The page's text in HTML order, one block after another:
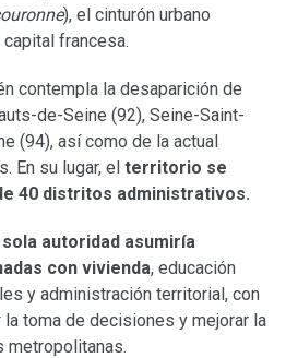
), el cinturón urbano
francesa.
contempla la desaparición de
de-Seine (92), Seine-Saint-
(94), así como de la actual
En su lugar, el territorio se
40 distritos administrativos.
sola autoridad asumiría
con vivienda, educación
y administración territorial, con
toma de decisiones y mejorar la
metropolitanas.